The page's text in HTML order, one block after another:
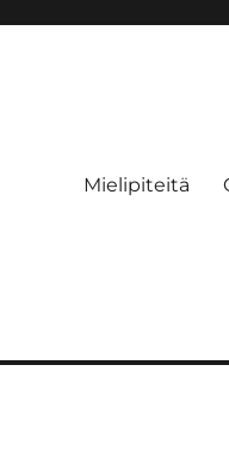
Mielipiteitä